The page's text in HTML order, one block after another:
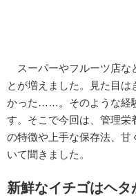
スーパーやフルーツ店な
とが増えました。見た目
かった……。そのような経
す。そこで今回は、管理栄
の特徴や上手な保存法、甘
いて聞きました。
新鮮なイチゴはヘ